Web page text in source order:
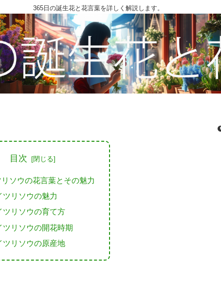
365日の誕生花と花言葉を詳しく解説します。
目次
リソウの花言葉とその魅力
ツリソウの魅力
ツリソウの育て方
ツリソウの開花時期
ツリソウの原産地